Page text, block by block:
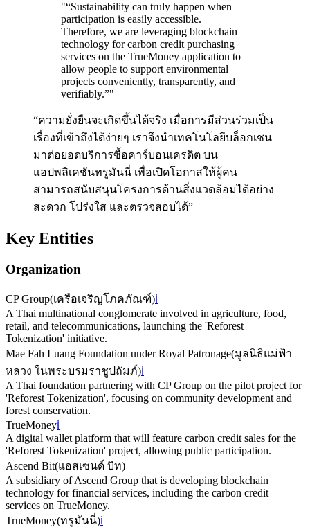
"“Sustainability can truly happen when
participation is easily accessible.
Therefore, we are leveraging blockchain
technology for carbon credit purchasing
services on the TrueMoney application to
allow people to support environmental
projects conveniently, transparently, and
verifiably.”"
“ความยั่งยืนจะเกิดขึ้นได้จริง เมื่อการมีส่วนร่วมเป็น
เรื่องที่เข้าถึงได้ง่ายๆ เราจึงนำเทคโนโลยีบล็อกเชน
มาต่อยอดบริการซื้อคาร์บอนเครดิต บน
แอปพลิเคชันทรูมันนี่ เพื่อเปิดโอกาสให้ผู้คน
สามารถสนับสนุนโครงการด้านสิ่งแวดล้อมได้อย่าง
สะดวก โปร่งใส และตรวจสอบได้”
Key Entities
Organization
CP Group(เครือเจริญโภคภัณฑ์)ℹ️
A Thai multinational conglomerate involved in agriculture, food,
retail, and telecommunications, launching the 'Reforest
Tokenization' initiative.
Mae Fah Luang Foundation under Royal Patronage(มูลนิธิแม่ฟ้า
หลวง ในพระบรมราชูปถัมภ์)ℹ️
A Thai foundation partnering with CP Group on the pilot project for
'Reforest Tokenization', focusing on community development and
forest conservation.
TrueMoneyℹ️
A digital wallet platform that will feature carbon credit sales for the
'Reforest Tokenization' project, allowing public participation.
Ascend Bit(แอสเซนด์ บิท)
A subsidiary of Ascend Group that is developing blockchain
technology for financial services, including the carbon credit
services on TrueMoney.
TrueMoney(ทรูมันนี่)ℹ️